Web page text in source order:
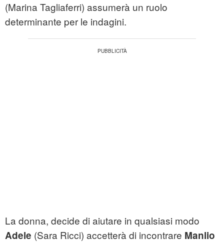
(Marina Tagliaferri) assumerà un ruolo
determinante per le indagini.
La donna, decide di aiutare in qualsiasi modo
Adele (Sara Ricci) accetterà di incontrare Manlio